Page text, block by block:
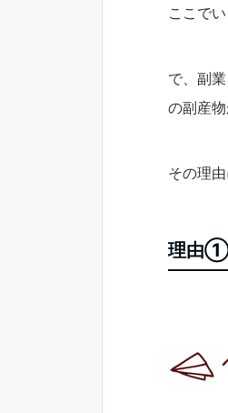
ここで
で、副
の副産物
その理
理由①